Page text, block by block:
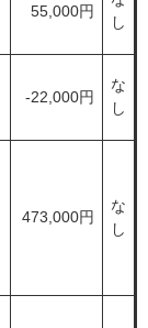
55,000円
し
-22,000円
な
し
473,000円
な
し